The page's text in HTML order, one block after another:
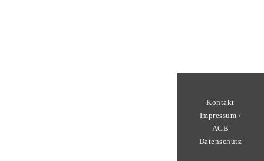
Kontakt
Impressum /
AGB
Datenschutz